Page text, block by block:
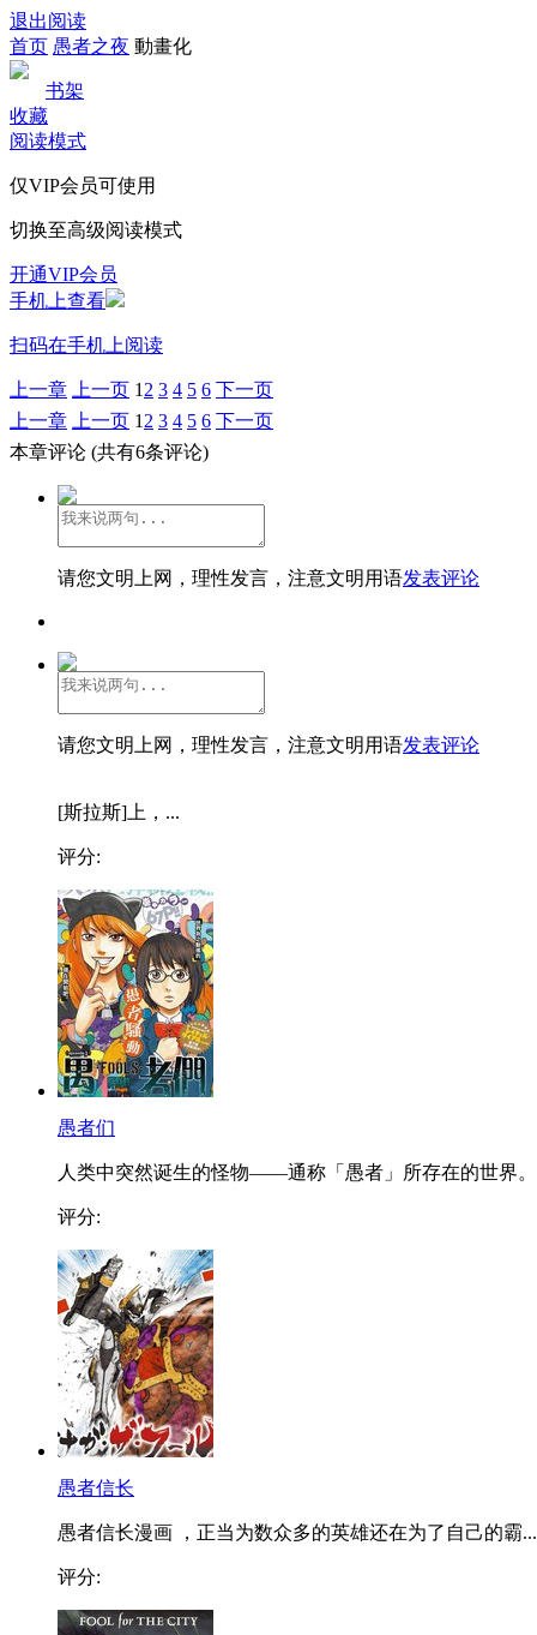
退出阅读
首页 愚者之夜 動畫化
书架
收藏
阅读模式
仅VIP会员可使用
切换至高级阅读模式
开通VIP会员
手机上查看
扫码在手机上阅读
上一章 上一页 1 2 3 4 5 6 下一页
上一章
上一页 1 2 3 4 5 6 下一页
本章评论 (共有6条评论)
请您文明上网，理性发言，注意文明用语发表评论
请您文明上网，理性发言，注意文明用语发表评论
[斯拉斯]上，...
评分:
愚者们
人类中突然诞生的怪物——通称「愚者」所存在的世界
评分:
愚者信长
愚者信长漫画 ，正当为数众多的英雄还在为了自己的霸...
评分: